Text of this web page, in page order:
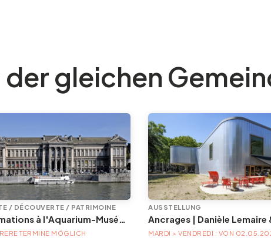
der gleichen
/ DÉCOUVERTE / PATRIMOINE
Animations à l'Aquarium-Muséum
TERMINE MÖGLICH
AUSSTELLUNG